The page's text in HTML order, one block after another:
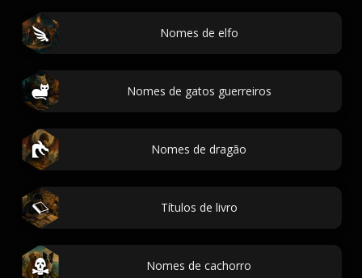
Nomes de elfo
Nomes de gatos guerreiros
Nomes de dragão
Títulos de livro
Nomes de cachorro